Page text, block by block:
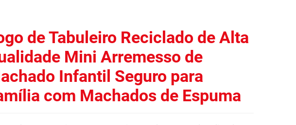
de Tabuleiro Reciclado de Alta
Mini Arremesso de
Infantil Seguro para
com Machados de Espuma